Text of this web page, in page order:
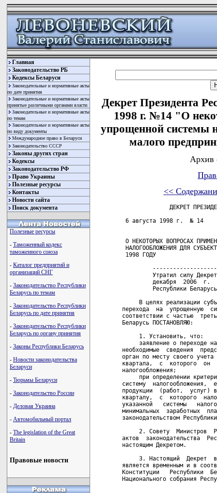
Главная
Законодательство РБ
Кодексы Беларуси
Законодательные и нормативные акты
по дате принятия
Законодательные и нормативные акты
принятые различными органами власти
Законодательные и нормативные акты
по темам
Законодательные и нормативные акты
по виду документы
Международное право в Беларуси
Законодательство СССР
Законы других стран
Кодексы
Законодательство РФ
Право Украины
Полезные ресурсы
Контакты
Новости сайта
Поиск документа
Полезные ресурсы
- Таможенный кодекс
таможенного союза
- Каталог предприятий и
организаций СНГ
- Законодательство Республики
Беларусь по темам
- Законодательство Республики
Беларусь по дате принятия
- Законодательство Республики
Беларусь по органу принятия
- Законы Республики Беларусь
- Новости законодательства
Беларуси
- Тюрьмы Беларуси
- Законодательство России
- Деловая Украина
- Автомобильный портал
- The legislation of the Great
Britain
Правовые новости
Декрет Президента
1998 г. №14 "О
упрощенной системы
малого
Архив
<<
ДЕКРЕТ
6 августа 1998 г.  №
О НЕКОТОРЫХ ВОПРОСАХ
НАЛОГООБЛОЖЕНИЯ ДЛЯ
1998 ГОДУ
Утратил силу
декабря  2006  г.
Республики
В целях реализации
перехода  на  упрощенную
соответствии с частью
Беларусь ПОСТАНОВЛЯЮ:
     1. Установить, что:
заявление о переходе
необходимые  сведения
орган по месту своего учета
квартала,  с  которого  он
налогообложения;
при определении
систему  налогообложения,
продукции  (работ,  услуг) в
кварталу,  с  которого
указанной   системы
минимальных  заработных
законодательством
2. Совету  Министров
актов  законодательства
настоящим Декретом.
3. Настоящий  Декрет
является временным и в
Конституции   Республики
Национального собрания